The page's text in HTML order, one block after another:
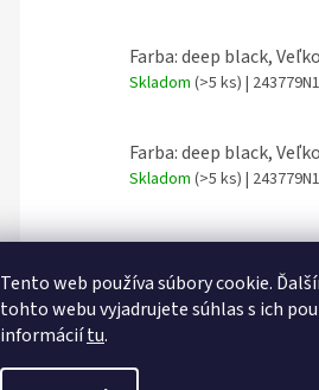
Tento web používa súbory cookie.
tohto webu vyjadrujete súhlas s ich
informáciítu.
Farba: deep black,
Skladom (>5 ks) |
Farba: deep black,
Skladom (>5 ks) |
Farba: deep black,
Skladom(>5 ks)|